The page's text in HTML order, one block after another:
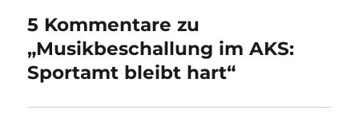
5 Kommentare zu
„Musikbeschallung im AKS:
Sportamt bleibt hart“